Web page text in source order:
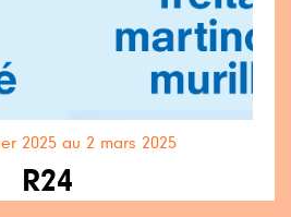
2025 au 2 mars 2025
R24